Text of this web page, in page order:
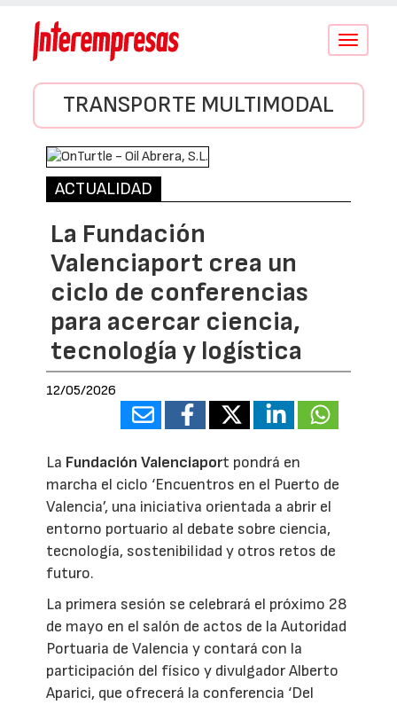
Conmutar
TRANSPORTE MULTIMODAL
ACTUALIDAD
La Fundación
Valenciaport crea un
ciclo de conferencias
para acercar ciencia,
tecnología y logística
12/05/2026
La Fundación Valenciaport pondrá en
marcha el ciclo ‘Encuentros en el Puerto de
Valencia’, una iniciativa orientada a abrir el
entorno portuario al debate sobre ciencia,
tecnología, sostenibilidad y otros retos de
futuro.
La primera sesión se celebrará el próximo 28
de mayo en el salón de actos de la Autoridad
Portuaria de Valencia y contará con la
participación del físico y divulgador Alberto
Aparici, que ofrecerá la conferencia ‘Del